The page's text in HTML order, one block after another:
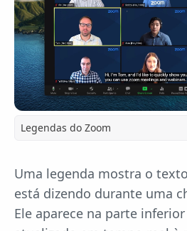
Legendas do Zoom
Uma legenda mostra o
está dizendo durante uma
Ele aparece na parte